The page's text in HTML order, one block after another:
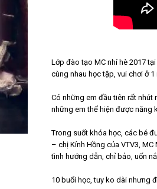
Lớp đào tạo MC nhí hè 2017
cùng nhau học tập, vui chơi ở
Có những em đầu tiên rất nhút
những em thể hiện được năng
Trong suốt khóa học, các bé
– chị Kính Hồng của VTV3,
tình hướng dẫn, chỉ bảo, uốn
10 buổi học, tuy ko dài nhưng